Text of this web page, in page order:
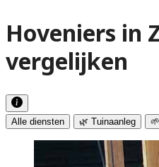
Hoveniers in
vergelijken
Alle diensten 🌿 Tuinaanleg